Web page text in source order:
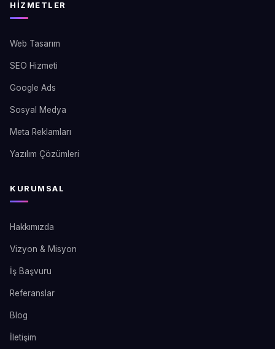
HIZMETLER
Web Tasarım
SEO Hizmeti
Google Ads
Sosyal Medya
Meta Reklamları
Yazılım Çözümleri
KURUMSAL
Hakkımızda
Vizyon & Misyon
İş Başvuru
Referanslar
Blog
İletişim